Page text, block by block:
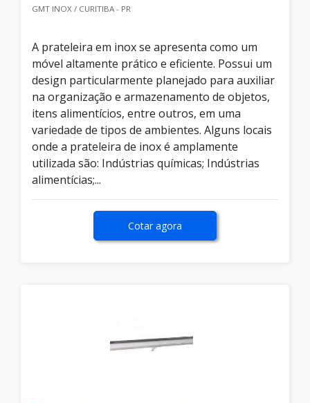
GMT INOX / CURITIBA - PR
A prateleira em inox se apresenta como um
móvel altamente prático e eficiente. Possui um
design particularmente planejado para auxiliar
na organização e armazenamento de objetos,
itens alimentícios, entre outros, em uma
variedade de tipos de ambientes. Alguns locais
onde a prateleira de inox é amplamente
utilizada são: Indústrias químicas; Indústrias
alimentícias;...
Cotar agora